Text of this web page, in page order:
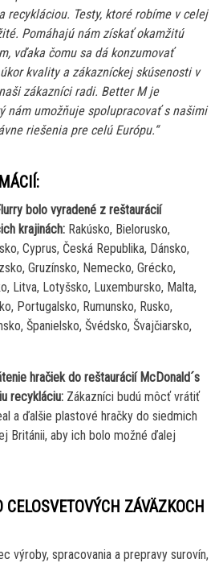
recykláciou. Testy, ktoré robíme v celej
Pomáhajú nám získať okamžitú
vďaka čomu sa dá konzumovať
kvality a zákazníckej skúsenosti v
zákazníci radi. Better M je
nám umožňuje spolupracovať s našimi
riešenia pre celú Európu.“
bolo vyradené z reštaurácií
krajinách: Rakúsko, Bielorusko,
Cyprus, Česká Republika, Dánsko,
Gruzínsko, Nemecko, Grécko,
Litva, Lotyšsko, Luxembursko, Malta,
Portugalsko, Rumunsko, Rusko,
Španielsko, Švédsko, Švajčiarsko,
hračiek do reštaurácií McDonald´s
recykláciu: Zákazníci budú môcť vrátiť
a ďalšie plastové hračky do siedmich
Británii, aby ich bolo možné ďalej
ZÁVÄZKOCH
výroby, spracovania a prepravy surovín,